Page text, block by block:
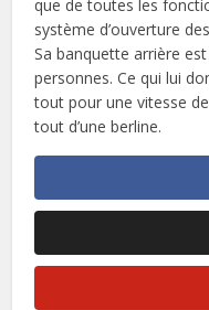
que de toutes les
système d’ouverture
Sa banquette arrière
personnes. Ce qui lui
tout pour une vitesse
tout d’une berline.